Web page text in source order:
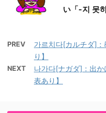
い「-지 못
PREV
가르치다[カルチダ]
り】
NEXT
나가다[ナガダ]：出
表あり】